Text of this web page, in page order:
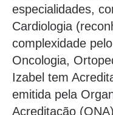
especialidades,
Cardiologia
complexidade
Oncologia,
Izabel tem
emitida pela
Acreditação